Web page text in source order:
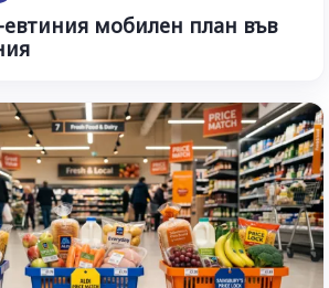
евтиния мобилен план във